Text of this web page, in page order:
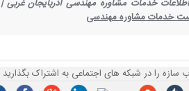
خدمات مشاوره مهندسی آذربایجان غربی |
خدمات مشاوره مهندسی
سازه را در شبکه های اجتماعی به اشتراک بگذارید